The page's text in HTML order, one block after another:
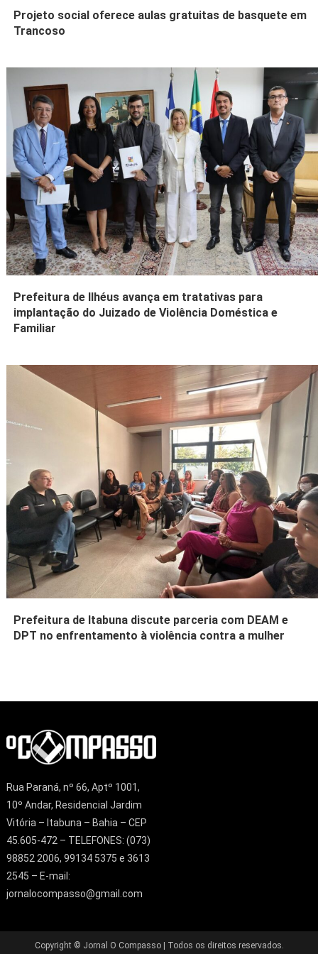
Projeto social oferece aulas gratuitas de basquete em
Trancoso
Prefeitura de Ilhéus avança em tratativas para
implantação do Juizado de Violência Doméstica e
Familiar
Prefeitura de Itabuna discute parceria com DEAM e
DPT no enfrentamento à violência contra a mulher
Rua Paraná, nº 66, Aptº 1001,
10º Andar, Residencial Jardim
Vitória – Itabuna – Bahia – CEP
45.605-472 – TELEFONES: (073)
98852 2006, 99134 5375 e 3613
2545 – E-mail:
jornalocompasso@gmail.com
Copyright © Jornal O Compasso | Todos os direitos reservados.